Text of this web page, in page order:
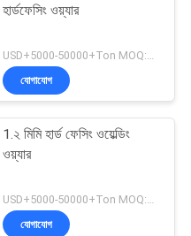
হার্ডফেসিং ওয়্যার
USD+5000-50000+Ton MOQ:১ টন
যোগাযোগ
1.২ মিমি হার্ড ফেসিং ওয়েল্ডিং
ওয়্যার
যোগাযোগ